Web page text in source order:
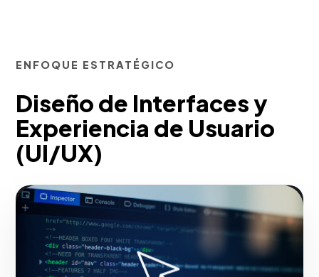
ENFOQUE ESTRATÉGICO
Diseño de Interfaces y
Experiencia de Usuario
(UI/UX)
En Blue Design Worldwide no usamos
plantillas genéricas; estructuramos tu
estrategia de diseño de interfaces y
experiencia de usuario (ui/ux)